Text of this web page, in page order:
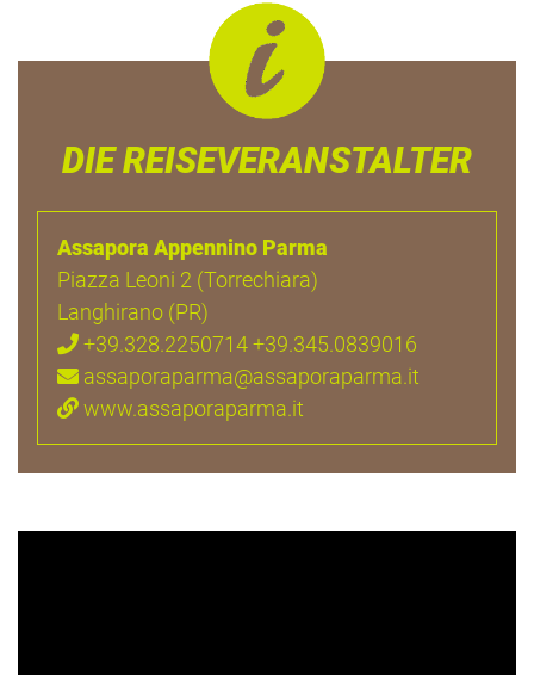
DIE REISEVERANSTALTER
Assapora Appennino Parma
Piazza Leoni 2 (Torrechiara)
Langhirano (PR)
+39.328.2250714 +39.345.0839016
assaporaparma@assaporaparma.it
www.assaporaparma.it